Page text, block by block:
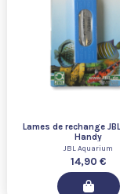
Lames de rechange
Handy
JBL Aquarium
14,90 €